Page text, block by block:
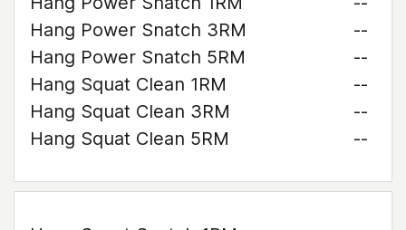
Hang Power Snatch 3RM
--
Hang Power Snatch 5RM
--
Hang Squat Clean 1RM
--
Hang Squat Clean 3RM
--
Hang Squat Clean 5RM
--